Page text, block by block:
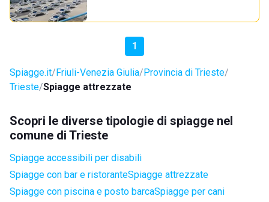
1
Spiagge.it Friuli-Venezia Giulia Provincia di Trieste
Trieste Spiagge attrezzate
Scopri le diverse tipologie di spiagge nel
comune di Trieste
Spiagge accessibili per disabili
Spiagge con bar e ristoranteSpiagge attrezzate
Spiagge con piscina e posto barcaSpiagge per cani